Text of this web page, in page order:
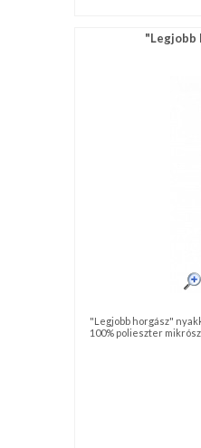
"Legjobb
"Legjobb horgász"
100% polieszter